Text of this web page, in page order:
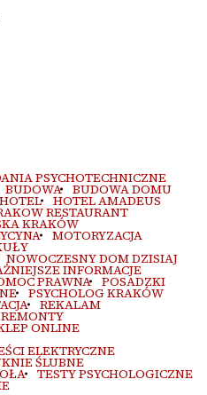
PSYCHOTECHNICZNE
BUDOWA BUDOWA DOMU
HOTEL HOTEL AMADEUS
RESTAURANT
KRAKÓW
MOTORYZACJA
NOWOCZESNY DOM DZISIAJ
INFORMACJE
PRAWNA POSADZKI
PSYCHOLOG KRAKÓW
REKALAM
REMONTY
ONLINE
ELEKTRYCZNE
ŚLUBNE
TESTY PSYCHOLOGICZNE